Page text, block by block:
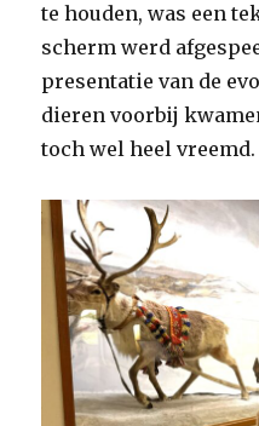
te houden, was een
scherm werd
presentatie van de
dieren voorbij
toch wel heel vreemd.